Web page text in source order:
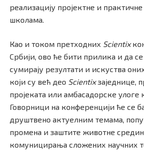
реализацију пројектне и практичне
школама.
Као и током претходних Scientix
Србији, ово ће бити прилика и да
сумирају резултати и искуства
који су већ део Scientixзаједнице,
пројеката или амбасадорске улоге
Говорници на конференцији ће се
друштвено актуелним темама,
промена и заштите животне
комуницирања сложених научних